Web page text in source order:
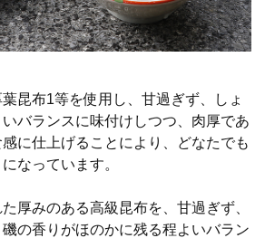
昆布1等を使用し、甘過ぎず、しょ
バランスに味付けしつつ、肉厚であ
に仕上げることにより、どなたでも
なっています。
厚みのある高級昆布を、甘過ぎず、
の香りがほのかに残る程よいバラン